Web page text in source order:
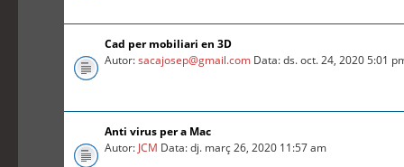
Cad per mobiliari en 3D
Autor:sacajosep@gmail.com Data: ds. oct. 24, 2020 5:01
Anti virus per a Mac
Autor: JCM Data: dj. març 26, 2020 11:57 am